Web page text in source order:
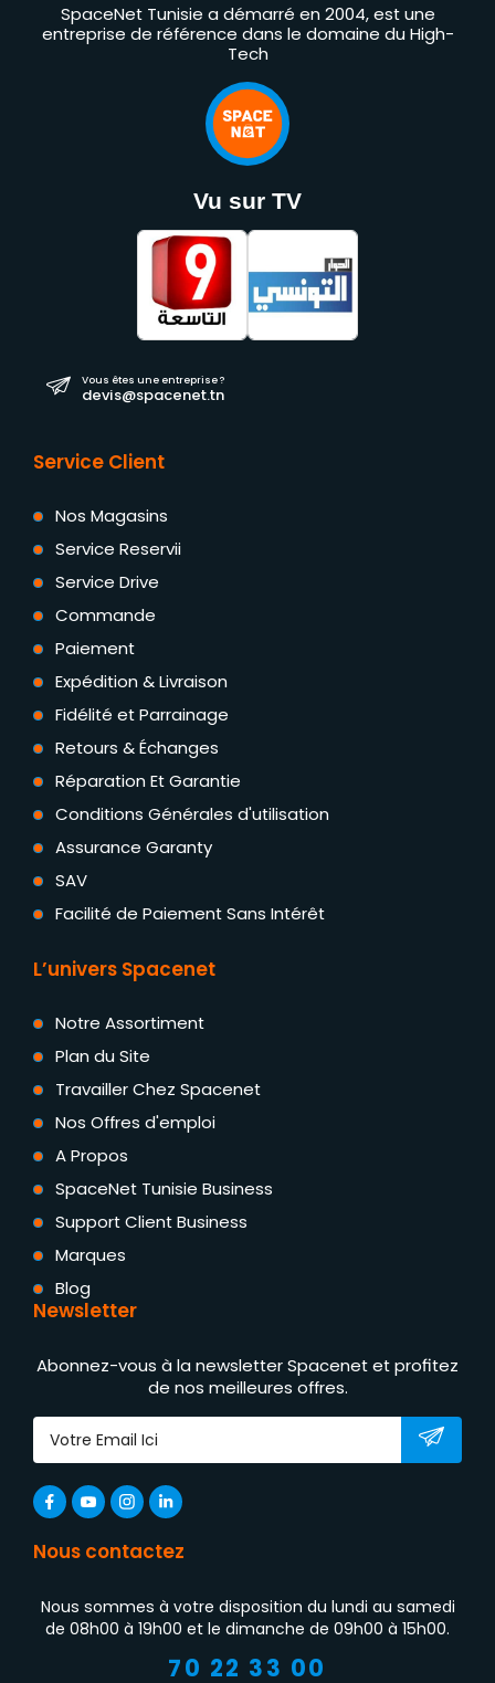
SpaceNet Tunisie a démarré en 2004, est une
entreprise de référence dans le domaine du High-
Tech
Vu sur TV
Vous êtes une entreprise ?
devis@spacenet.tn
Service Client
Nos Magasins
Service Reservii
Service Drive
Commande
Paiement
Expédition & Livraison
Fidélité et Parrainage
Retours & Échanges
Réparation Et Garantie
Conditions Générales d'utilisation
Assurance Garanty
SAV
Facilité de Paiement Sans Intérêt
L’univers Spacenet
Notre Assortiment
Plan du Site
Travailler Chez Spacenet
Nos Offres d'emploi
A Propos
SpaceNet Tunisie Business
Support Client Business
Marques
Blog
Newsletter
Abonnez-vous à la newsletter Spacenet et profitez
de nos meilleures offres.
Nous contactez
Nous sommes à votre disposition du lundi au samedi
de 08h00 à 19h00 et le dimanche de 09h00 à 15h00.
70 22 33 00